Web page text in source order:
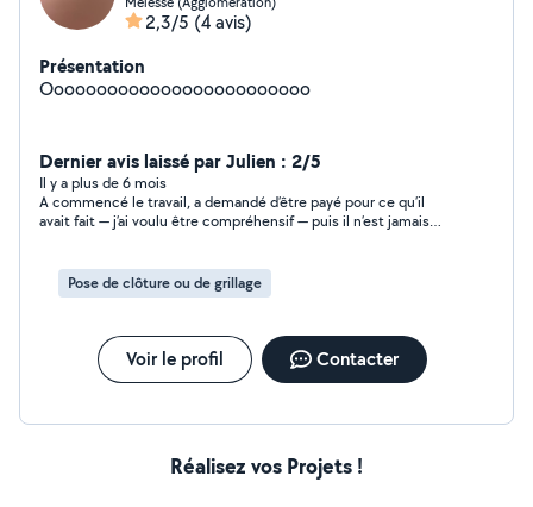
2,3/5 (4 avis)
Présentation
Ooooooooooooooooooooooooo
Dernier avis laissé par Julien : 2/5
Il y a plus de 6 mois
A commencé le travail, a demandé d’être payé pour ce qu’il
avait fait — j’ai voulu être compréhensif — puis il n’est jamais
poutre en fer dans le garage, ainsi que repeindre le sol.
Malheureusement, des taches de peinture ont été faites
l’intérieur. J'ai par contre du tout dépoussiérer car le ponçage
n'a pas été fait avec un aspirateur de chantier. En revanche, la
réparation d’un petit seuil de porte (voir photo) est pire
Pose de clôture ou de grillage
Voir le profil Contacter
Réalisez vos Projets !